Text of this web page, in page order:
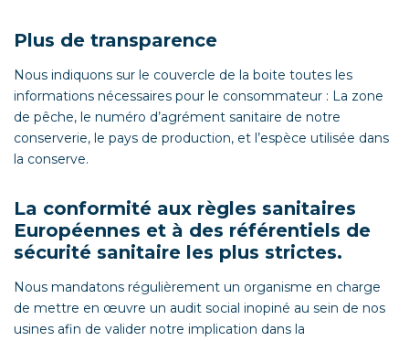
Plus de transparence
Nous indiquons sur le couvercle de la boite toutes les
informations nécessaires pour le consommateur : La zone
de pêche, le numéro d’agrément sanitaire de notre
conserverie, le pays de production, et l’espèce utilisée dans
la conserve.
La conformité aux règles sanitaires
Européennes et à des référentiels de
sécurité sanitaire les plus strictes.
Nous mandatons régulièrement un organisme en charge
de mettre en œuvre un audit social inopiné au sein de nos
usines afin de valider notre implication dans la